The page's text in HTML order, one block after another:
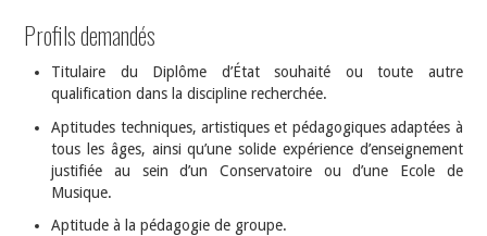
Profils demandés
Titulaire du Diplôme d’État souhaité ou toute autre
qualification dans la discipline recherchée.
Aptitudes techniques, artistiques et pédagogiques adaptées à
tous les âges, ainsi qu’une solide expérience d’enseignement
justifiée au sein d’un Conservatoire ou d’une Ecole de
Musique.
Aptitude à la pédagogie de groupe.